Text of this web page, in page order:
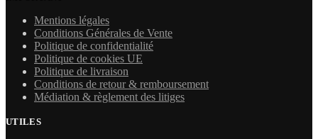
Mentions légales
Conditions Générales de Vente
Politique de confidentialité
Politique de cookies UE
Politique de livraison
Conditions de retour & remboursement
Médiation & règlement des litiges
UTILES